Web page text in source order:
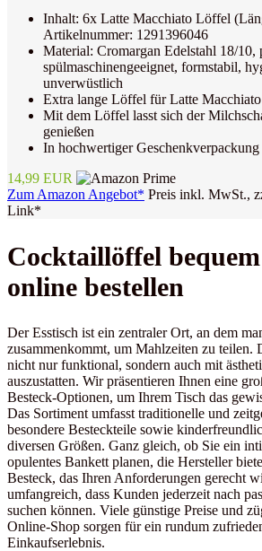
Inhalt: 6x Latte Macchiato Löffel
Artikelnummer: 1291396046
Material: Cromargan Edelstahl 18/10,
spülmaschinengeeignet, formstabil,
unverwüstlich
Extra lange Löffel für Latte
Mit dem Löffel lasst sich der
genießen
In hochwertiger Geschenkverpackung
14,99 EUR
Zum Amazon Angebot* Preis inkl. MwSt.,
Link*
Cocktaillöffel
online bestellen
Der Esstisch ist ein zentraler Ort, an dem
zusammenkommt, um Mahlzeiten zu teilen.
nicht nur funktional, sondern auch mit
auszustatten. Wir präsentieren Ihnen eine
Besteck-Optionen, um Ihrem Tisch das
Das Sortiment umfasst traditionelle und
besondere Besteckteile sowie
diversen Größen. Ganz gleich, ob Sie ein
opulentes Bankett planen, die Hersteller
Besteck, das Ihren Anforderungen gerecht
umfangreich, dass Kunden jederzeit nach
suchen können. Viele günstige Preise und
Online-Shop sorgen für ein rundum
Einkaufserlebnis.